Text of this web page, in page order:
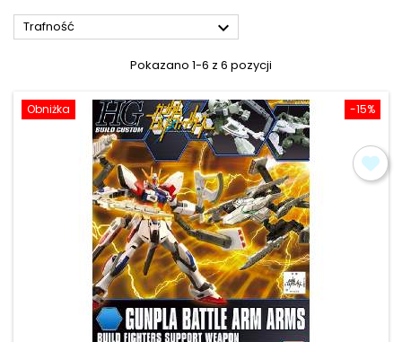
Trafność 
Pokazano 1-6 z 6 pozycji
-15%
Obniżka